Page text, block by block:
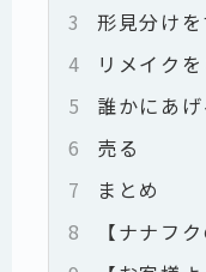
3
形見分けを
4
リメイク
5
誰かにあ
6
売る
7
まとめ
8
【ナナフ